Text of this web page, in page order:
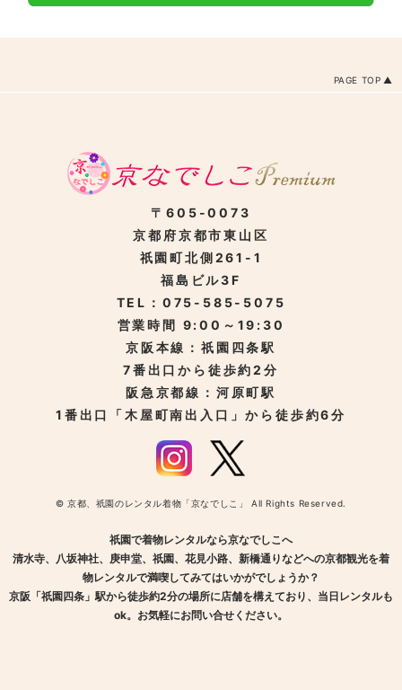
PAGE TOP
〒605-0073
京都府京都市東山区
祇園町北側261-1
福島ビル3F
TEL：075-585-5075
営業時間 9:00～19:30
京阪本線：祇園四条駅
7番出口から徒歩約2分
阪急京都線：河原町駅
1番出口「木屋町南出入口」から徒歩約6分
© 京都、祇園のレンタル着物「京なでしこ」 All Rights Reserved.
祇園で着物レンタルなら京なでしこへ
清水寺、八坂神社、庚申堂、祇園、花見小路、新橋通りなどへの京都観光を着
物レンタルで満喫してみてはいかがでしょうか？
京阪「祇園四条」駅から徒歩約2分の場所に店舗を構えており、当日レンタルも
ok。お気軽にお問い合せください。